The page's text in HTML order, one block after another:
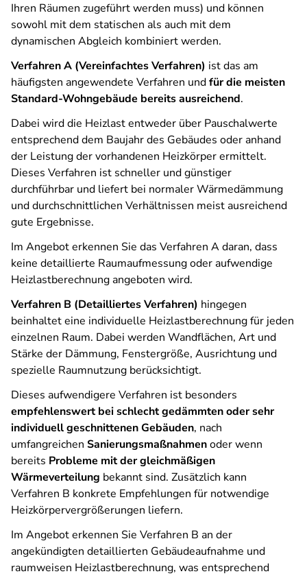
Ihren Räumen zugeführt werden muss) und können
sowohl mit dem statischen als auch mit dem
dynamischen Abgleich kombiniert werden.
Verfahren A (Vereinfachtes Verfahren) ist das am
häufigsten angewendete Verfahren undfür die meisten
Standard-Wohngebäude bereits ausreichend.
Dabei wird die Heizlast entweder über Pauschalwerte
entsprechend dem Baujahr des Gebäudes oder anhand
der Leistung der vorhandenen Heizkörper ermittelt.
Dieses Verfahren ist schneller und günstiger
durchführbar und liefert bei normaler Wärmedämmung
und durchschnittlichen Verhältnissen meist ausreichend
gute Ergebnisse.
Im Angebot erkennen Sie das Verfahren A daran, dass
keine detaillierte Raumaufmessung oder aufwendige
Heizlastberechnung angeboten wird.
Verfahren B (Detailliertes Verfahren) hingegen
beinhaltet eine individuelle Heizlastberechnung für jeden
einzelnen Raum. Dabei werden Wandflächen, Art und
Stärke der Dämmung, Fenstergröße, Ausrichtung und
spezielle Raumnutzung berücksichtigt.
Dieses aufwendigere Verfahren ist besonders
empfehlenswert bei schlecht gedämmten oder sehr
individuell geschnittenen Gebäuden, nach
umfangreichen Sanierungsmaßnahmenoder wenn
bereits Probleme mit der gleichmäßigen
Wärmeverteilung bekannt sind. Zusätzlich kann
Verfahren B konkrete Empfehlungen für notwendige
Heizkörpervergrößerungen liefern.
Im Angebot erkennen Sie Verfahren B an der
angekündigten detaillierten Gebäudeaufnahme und
raumweisen Heizlastberechnung, was entsprechend